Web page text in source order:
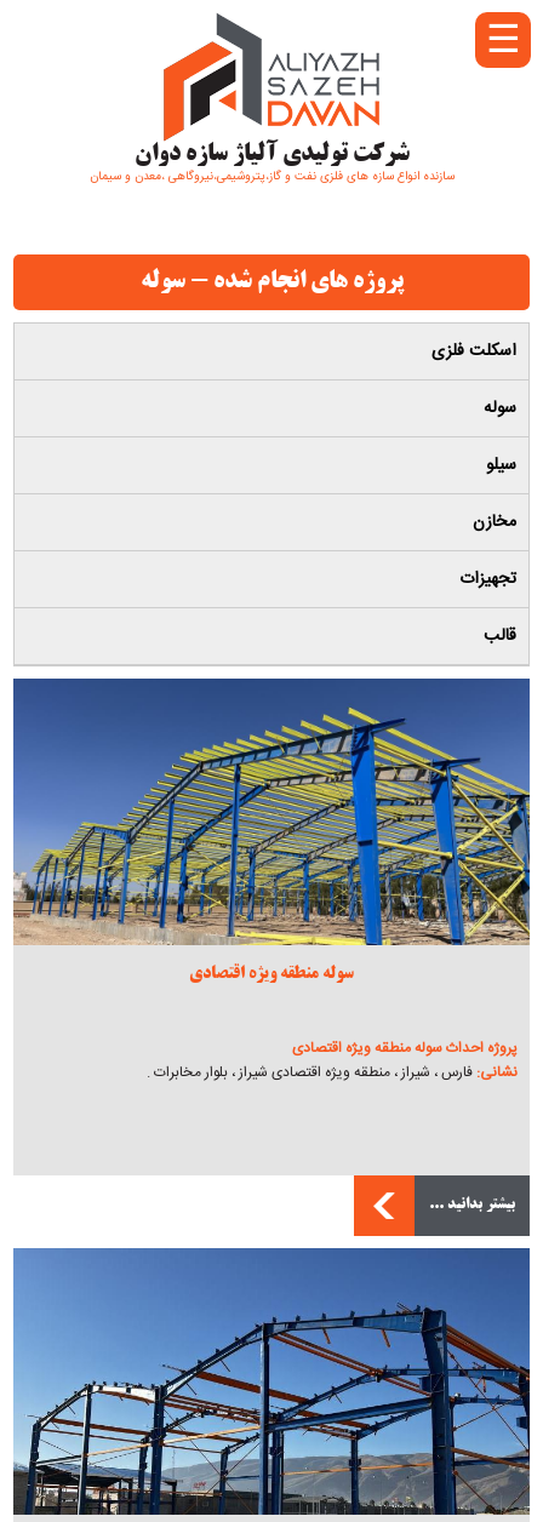
شرکت تولیدی آلیاژ سازه دوان
سازنده انواع سازه های فلزی نفت و گاز،پتروشیمی،نیروگاهی ،معدن و سیمان
☰
پروژه های انجام شده - سوله
اسکلت فلزی
سوله
سیلو
مخازن
تجهیزات
قالب
سوله منطقه ویژه اقتصادی
پروژه احداث سوله منطقه ویژه اقتصادی
نشانی:فارس ، شیراز ، منطقه ویژه اقتصادی شیراز ، بلوار مخابرات .
بیشتر بدانید ...